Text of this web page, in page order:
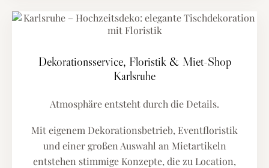
Dekorationsservice, Floristik & Miet-Shop
Karlsruhe
Atmosphäre entsteht durch die Details.
Mit eigenem Dekorationsbetrieb, Eventfloristik
und einer großen Auswahl an Mietartikeln
entstehen stimmige Konzepte, die zu Location,